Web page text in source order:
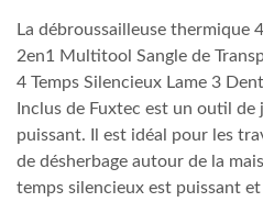
La débroussailleuse thermique
2en1 Multitool Sangle de
4 Temps Silencieux Lame 3
Inclus de Fuxtec est un outil
puissant. Il est idéal pour les
de désherbage autour de la
temps silencieux est puissant